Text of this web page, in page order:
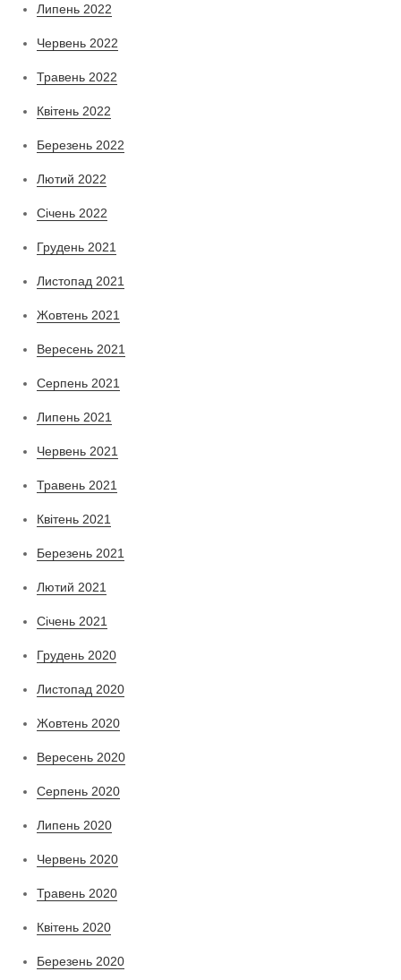
Липень 2022
Червень 2022
Травень 2022
Квітень 2022
Березень 2022
Лютий 2022
Січень 2022
Грудень 2021
Листопад 2021
Жовтень 2021
Вересень 2021
Серпень 2021
Липень 2021
Червень 2021
Травень 2021
Квітень 2021
Березень 2021
Лютий 2021
Січень 2021
Грудень 2020
Листопад 2020
Жовтень 2020
Вересень 2020
Серпень 2020
Липень 2020
Червень 2020
Травень 2020
Квітень 2020
Березень 2020